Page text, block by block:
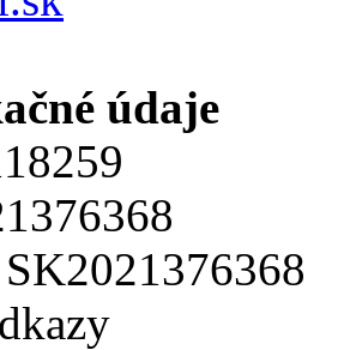
údaje